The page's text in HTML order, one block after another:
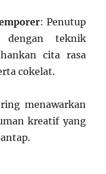
: Penutup
dengan teknik
cita rasa
cokelat.
menawarkan
kreatif yang